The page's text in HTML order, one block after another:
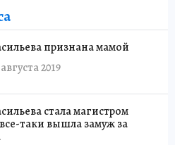
признана мамой
2019
стала магистром
таки вышла замуж за